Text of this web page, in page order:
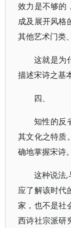
效力是不够的
成及展开风格
其他艺术门类
这就是为
描述宋诗之基
四、
知性的反
其文化之特质
确地掌握宋诗。
这种说法,
应了解该时代
家，也不是社
西诗社宗派研